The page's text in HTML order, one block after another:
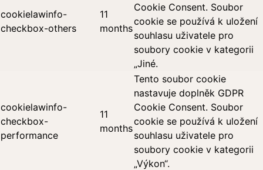
cookielawinfo-
checkbox-others
11
months
Cookie Consent. Soubor
cookie se používá k uložení
souhlasu uživatele pro
soubory cookie v kategorii
„Jiné.
cookielawinfo-
checkbox-
performance
11
months
Tento soubor cookie
nastavuje doplněk GDPR
Cookie Consent. Soubor
cookie se používá k uložení
souhlasu uživatele pro
soubory cookie v kategorii
„Výkon“.